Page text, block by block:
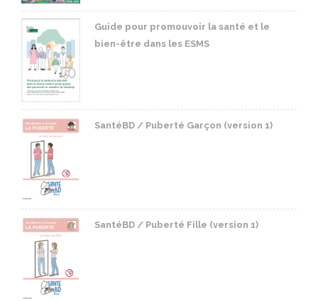
Guide pour promouvoir la santé et le
bien-être dans les ESMS
SantéBD / Puberté Garçon (version 1)
SantéBD / Puberté Fille (version 1)